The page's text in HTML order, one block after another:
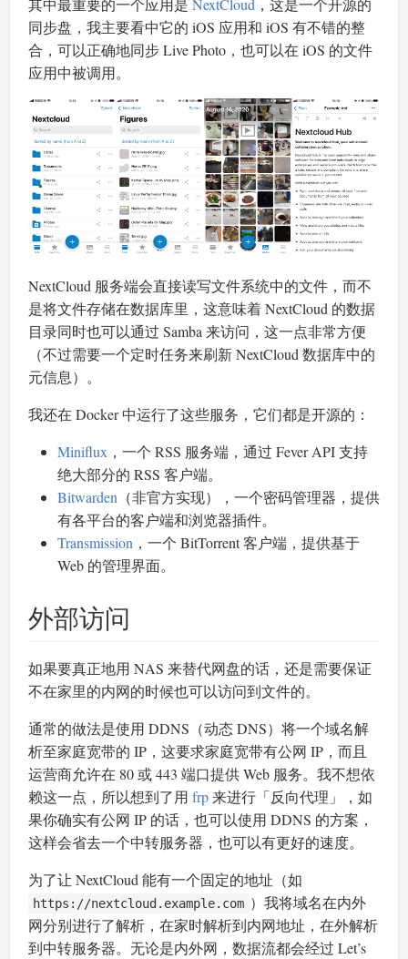
其中最重要的一个应用是 NextCloud ，这是一个开源的
同步盘，我主要看中它的 iOS 应用和 iOS 有不错的整
合，可以正确地同步 Live Photo，也可以在 iOS 的文件
应用中被调用。
NextCloud 服务端会直接读写文件系统中的文件，而不
是将文件存储在数据库里，这意味着 NextCloud 的数据
目录同时也可以通过 Samba 来访问，这一点非常方便
（不过需要一个定时任务来刷新 NextCloud 数据库中的
元信息）。
我还在 Docker 中运行了这些服务，它们都是开源的：
Miniflux ，一个 RSS 服务端，通过 Fever API 支持
绝大部分的 RSS 客户端。
Bitwarden （非官方实现），一个密码管理器，提供
有各平台的客户端和浏览器插件。
Transmission ，一个 BitTorrent 客户端，提供基于
Web 的管理界面。
外部访问
如果要真正地用 NAS 来替代网盘的话，还是需要保证
不在家里的内网的时候也可以访问到文件的。
通常的做法是使用 DDNS（动态 DNS）将一个域名解
析至家庭宽带的 IP，这要求家庭宽带有公网 IP，而且
运营商允许在 80 或 443 端口提供 Web 服务。我不想依
赖这一点，所以想到了用 frp来进行「反向代理」，如
果你确实有公网 IP 的话，也可以使用 DDNS 的方案，
这样会省去一个中转服务器，也可以有更好的速度。
为了让 NextCloud 能有一个固定的地址（如
https://nextcloud.example.com ）我将域名在内外
网分别进行了解析，在家时解析到内网地址，在外解析
到中转服务器。无论是内外网，数据流都会经过 Let’s